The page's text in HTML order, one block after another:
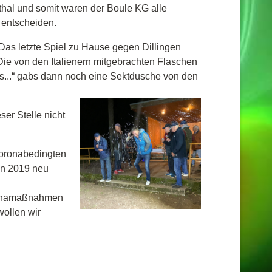
und somit waren der Boule KG alle
letzte Spiel zu Hause gegen Dillingen
von den Italienern mitgebrachten Flaschen
gabs dann noch eine Sektdusche von den
Stelle nicht
2019 neu
wir